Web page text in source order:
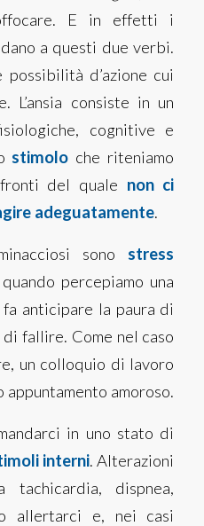
E in effetti i
a questi due verbi.
d’azione cui
L’ansia consiste in un
cognitive e
stimolo che riteniamo
del quale non ci
adeguatamente.
sono stress
percepiamo una
anticipare la paura di
fallire. Come nel caso
un colloquio di lavoro
amoroso.
in uno stato di
interni. Alterazioni
tachicardia, dispnea,
allertarci e, nei casi